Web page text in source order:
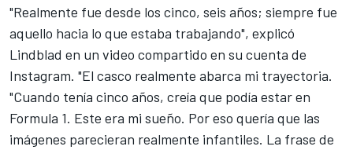
"Realmente fue desde los cinco, seis años; siempre fue
aquello hacia lo que estaba trabajando", explicó
Lindblad en un video compartido en su cuenta de
Instagram. "El casco realmente abarca mi trayectoria.
"Cuando tenía cinco años, creía que podía estar en
Formula 1. Este era mi sueño. Por eso quería que las
imágenes parecieran realmente infantiles. La frase de